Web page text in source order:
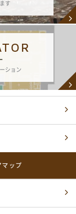
す
ション
マップ